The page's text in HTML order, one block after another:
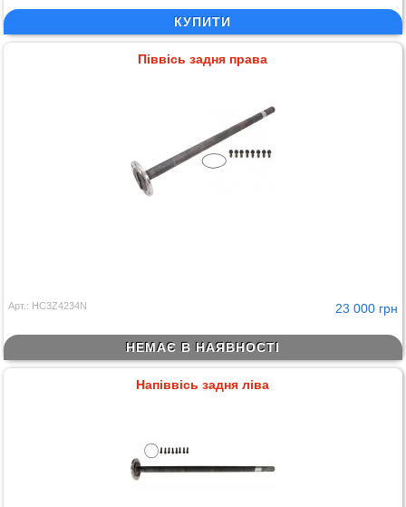
КУПИТИ
Піввісь задня права
Арт.: HC3Z4234N 23 000 грн
НЕМАЄ В НАЯВНОСТІ
Напіввісь задня ліва